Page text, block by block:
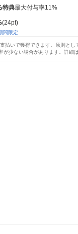
特典最大付与率11%
(24pt)
間限定
払いで獲得できます。原則とし
が少ない場合があります。詳細